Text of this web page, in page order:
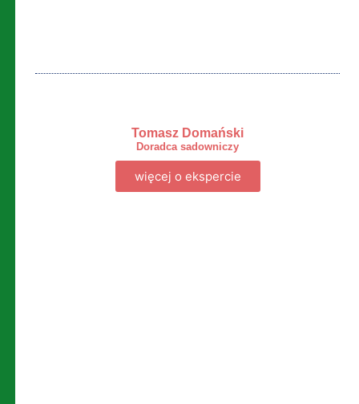
Tomasz Domański
Doradca sadowniczy
więcej o ekspercie